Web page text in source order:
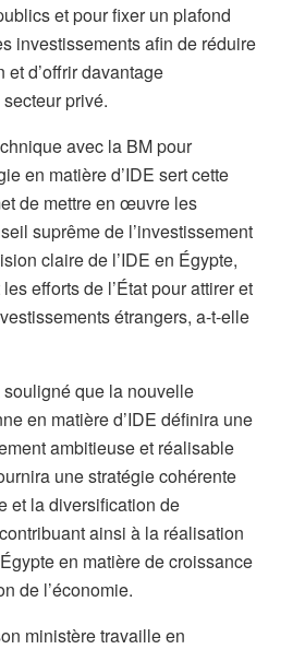
et pour fixer un plafond
investissements afin de réduire
et d’offrir davantage
secteur privé.
avec la BM pour
en matière d’IDE sert cette
de mettre en œuvre les
suprême de l’investissement
claire de l’IDE en Égypte,
efforts de l’État pour attirer et
étrangers, a-t-elle
que la nouvelle
en matière d’IDE définira une
ambitieuse et réalisable
une stratégie cohérente
et la diversification de
ainsi à la réalisation
en matière de croissance
de l’économie.
ministère travaille en